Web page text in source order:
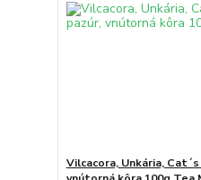
Vilcacora, Unkária,